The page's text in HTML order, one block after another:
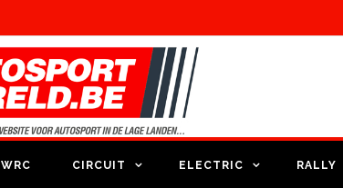
WRC CIRCUIT ELECTRIC RALLY